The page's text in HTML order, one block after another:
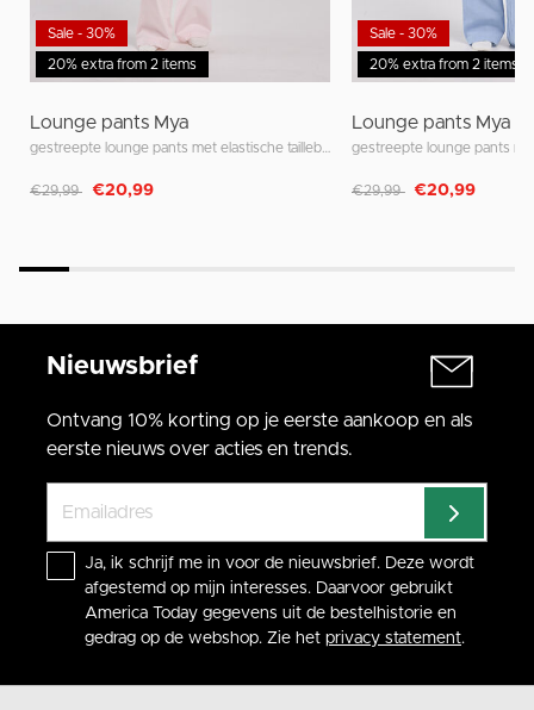
20% extra from 2 items
Sale - 30%
Lounge pants Mya
gestreepte lounge pants met elastische tailleband
Afgeprijsd van
€29,99 naar
€20,99
20% extra from 2 items
Sale - 30%
Lounge pants Mya
Afgeprijsd van
€29,99 naar
€20,99
Nieuwsbrief
Ontvang 10% korting op je eerste aankoop en als
eerste nieuws over acties en trends.
Ja, ik schrijf me in voor de nieuwsbrief. Deze wordt
afgestemd op mijn interesses. Daarvoor gebruikt
America Today gegevens uit de bestelhistorie en
gedrag op de webshop. Zie het privacy statement.